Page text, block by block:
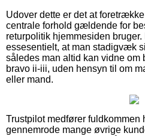
Udover dette er det at
centrale forhold gældende for
returpolitik hjemmesiden
essesentielt, at man stadigvæk
således man altid kan vidne om
bravo ii-iii, uden hensyn til om
eller mand.
Trustpilot medfører
gennemrode mange øvrige